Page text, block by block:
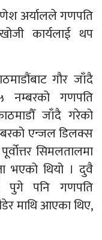
अर्यालले गणपति
कार्यलाई थप
गौर जाँदै
गणपति
जाँदै गरेको
एन्जल डिलक्स
सिमलतालमा
भएको थियो । दुवै
पुगे पनि गणपति
माथि आएका थिए,